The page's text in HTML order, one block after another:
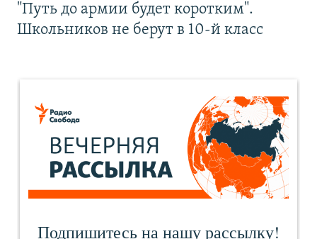
"Путь до армии будет коротким".
Школьников не берут в 10-й класс